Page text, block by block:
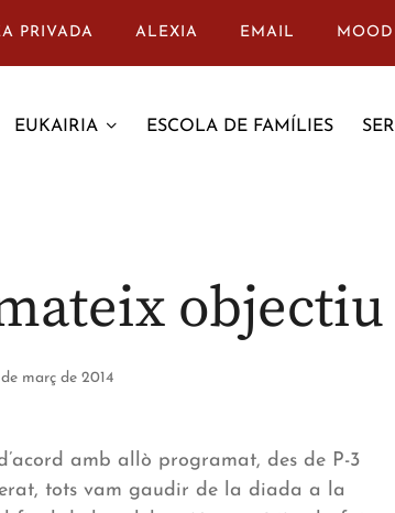
PRIVADA ALEXIA EMAIL
EUKAIRIA ESCOLA DE FAMÍLIES
objectiu
març de 2014
amb allò programat, des de P-3
tots vam gaudir de la diada a la